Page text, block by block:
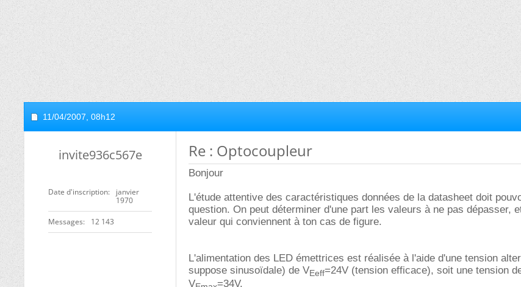
11/04/2007, 08h12
invite936c567e
Date d'inscription
janvier
1970
Messages 12 143
Re : Optocoupleur
Bonjour
L'étude attentive des caractéristiques données de la datasheet doit
question. On peut déterminer d'une part les valeurs à ne pas dépasser,
valeur qui conviennent à ton cas de figure.
L'alimentation des LED émettrices est réalisée à l'aide d'une tension
suppose sinusoïdale) de VEeff=24V (tension efficace), soit une tension
V
=34V.